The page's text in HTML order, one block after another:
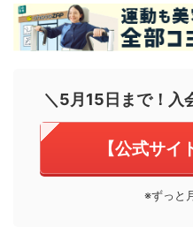
＼5月15日まで！入
【公式サイ
※ずっと